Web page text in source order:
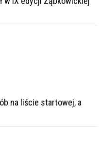
na liście startowej, a